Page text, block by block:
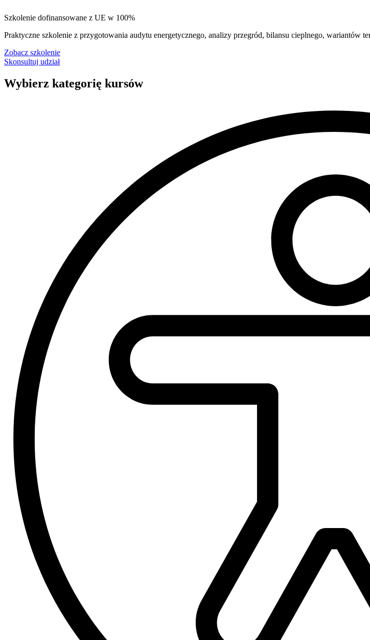
Szkolenie dofinansowane z UE w 100%
Praktyczne szkolenie z przygotowania audytu energetycznego, analizy przegród, bilansu cieplnego,
Zobacz szkolenie
Skonsultuj udział
Wybierz kategorię kursów